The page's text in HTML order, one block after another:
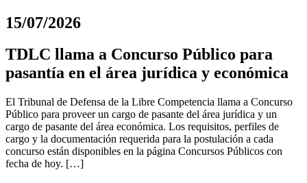
15/07/2026
TDLC llama a Concurso Público para
pasantía en el área jurídica y económica
El Tribunal de Defensa de la Libre Competencia llama a Concurso
Público para proveer un cargo de pasante del área jurídica y un
cargo de pasante del área económica. Los requisitos, perfiles de
cargo y la documentación requerida para la postulación a cada
concurso están disponibles en la página Concursos Públicos con
fecha de hoy. […]